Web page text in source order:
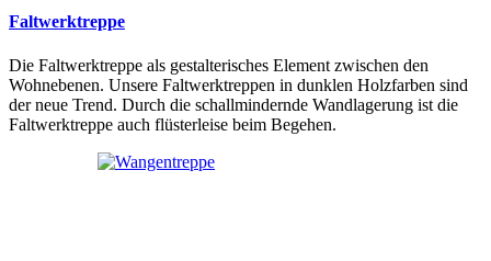
Faltwerktreppe
Die Faltwerktreppe als gestalterisches Element zwischen den
Wohnebenen. Unsere Faltwerktreppen in dunklen Holzfarben sind
der neue Trend. Durch die schallmindernde Wandlagerung ist die
Faltwerktreppe auch flüsterleise beim Begehen.